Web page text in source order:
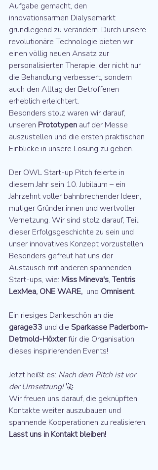
Aufgabe gemacht, den
innovationsarmen Dialysemarkt
grundlegend zu verändern. Durch unsere
revolutionäre Technologie bieten wir
einen völlig neuen Ansatz zur
personalisierten Therapie, der nicht nur
die Behandlung verbessert, sondern
auch den Alltag der Betroffenen
erheblich erleichtert.
Besonders stolz waren wir darauf,
unseren Prototypen auf der Messe
auszustellen und die ersten praktischen
Einblicke in unsere Lösung zu geben.
Der OWL Start-up Pitch feierte in
diesem Jahr sein 10. Jubiläum – ein
Jahrzehnt voller bahnbrechender Ideen,
mutiger Gründer:innen und wertvoller
Vernetzung. Wir sind stolz darauf, Teil
dieser Erfolgsgeschichte zu sein und
unser innovatives Konzept vorzustellen.
Besonders gefreut hat uns der
Austausch mit anderen spannenden
Start-ups, wie: Miss Mineva's, Tentris ,
LexMea, ONE WARE, und Omnisent.
Ein riesiges Dankeschön an die
garage33 und die Sparkasse Paderborn-
Detmold-Höxter für die Organisation
dieses inspirierenden Events!
Jetzt heißt es: Nach dem Pitch ist vor
der Umsetzung! 🚀
Wir freuen uns darauf, die geknüpften
Kontakte weiter auszubauen und
spannende Kooperationen zu realisieren.
Lasst uns in Kontakt bleiben!